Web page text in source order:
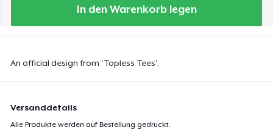
In den Warenkorb legen
An official design from 'Topless Tees'.
Versanddetails
Alle Produkte werden auf Bestellung gedruckt.